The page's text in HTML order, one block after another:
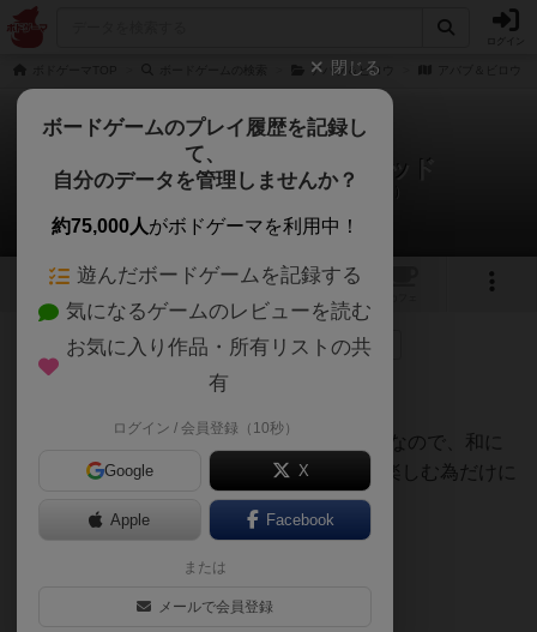
アバブ＆ビロウ
アバブ＆ビロウ：ホーンテッド
ハナチャのリプレイ日記（2026年5月5日）
1 1
134名が参考 0名がナイス 0 3ヶ月前
(アジアが舞台となっているせっかくの機会なので、和に
寄せて超訳しました。必ず購入した製品を楽しむ為だけに
ストーリーブック
閉じる
ボードゲームのプレイ履歴を記録し
て、
自分のデータを管理しませんか？
約75,000人がボドゲーマを利用中！
遊んだボードゲームを記録する
気になるゲームのレビューを読む
お気に入り作品・所有リストの共
有
ログイン / 会員登録（10秒）
Google X
Apple Facebook
または
メールで会員登録